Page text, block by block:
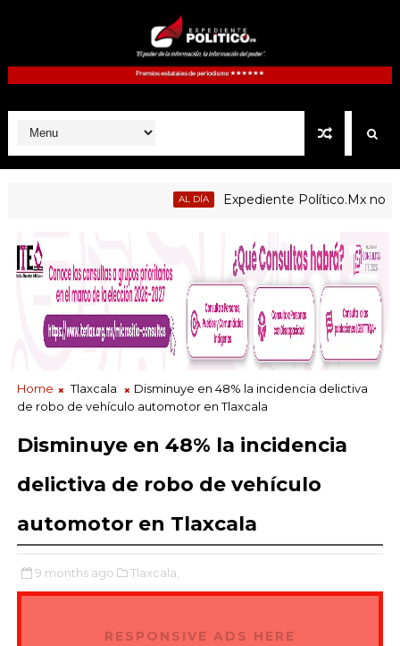
Expediente Político.Mx no 1126
Home Tlaxcala
Disminuye en 48% la incidencia delictiva
de robo de vehículo automotor en Tlaxcala
Disminuye en 48% la incidencia
delictiva de robo de vehículo
automotor en Tlaxcala
9 months ago Tlaxcala,
RESPONSIVE ADS HERE